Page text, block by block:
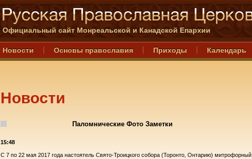
Официальный сайт Монреальской и Канадской Епархии
Новости Основы православия Приходы Календарь
Новости
Паломнические Фото Заметки
15:48
С 7 по 22 мая 2017 года настоятель Свято-Троицкого собора (Торонто, Онтарию) митрофорный